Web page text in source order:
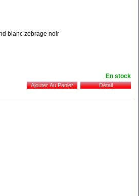
blanc zébrage noir
En stock